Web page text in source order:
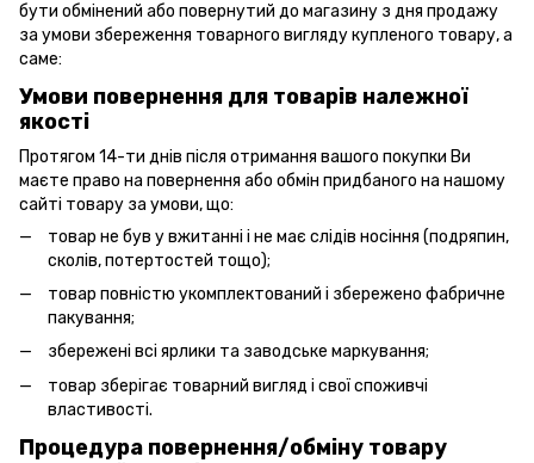
бути обмінений або повернутий до магазину з дня продажу
за умови збереження товарного вигляду купленого товару, а
саме:
Умови повернення для товарів належної
якості
Протягом 14-ти днів після отримання вашого покупки Ви
маєте право на повернення або обмін придбаного на нашому
сайті товару за умови, що:
товар не був у вжитанні і не має слідів носіння (подряпин,
сколів, потертостей тощо);
товар повністю укомплектований і збережено фабричне
пакування;
збережені всі ярлики та заводське маркування;
товар зберігає товарний вигляд і свої споживчі
властивості.
Процедура повернення/обміну товару